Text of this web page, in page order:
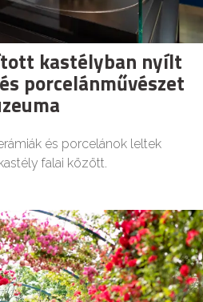
kastélyban nyílt
porcelánművészet
és porcelánok leltek
falai között.